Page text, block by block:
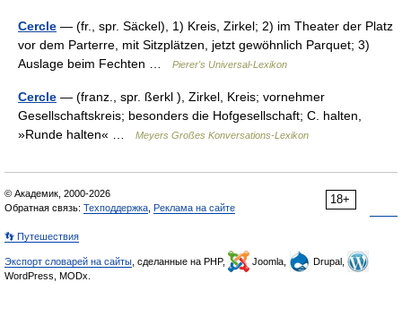
Cercle — (fr., spr. Säckel), 1) Kreis, Zirkel; 2) im Theater der Platz
vor dem Parterre, mit Sitzplätzen, jetzt gewöhnlich Parquet; 3)
Auslage beim Fechten …
Pierer's Universal-Lexikon
Cercle — (franz., spr. ßerkl ), Zirkel, Kreis; vornehmer
Gesellschaftskreis; besonders die Hofgesellschaft; C. halten,
»Runde halten« …
Meyers Großes Konversations-Lexikon
18+
© Академик, 2000-2026
Обратная связь: Техподдержка Реклама на сайте
👣 Путешествия
Экспорт словарей на сайты , сделанные на PHP, Joomla,
Drupal,
WordPress, MODx.